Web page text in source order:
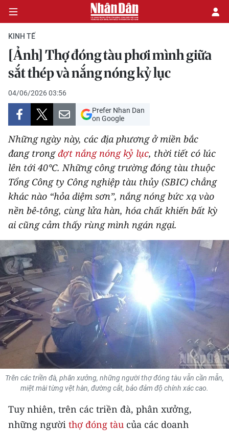
CHÍNH TRỊ
KINH TẾ
VĂN HÓA
XÃ HỘI
PHÁP LUẬT
DU LỊCH
THẾ GIỚI
THỂ THAO
GIÁO DỤC
Y TẾ
KHOA HỌC - CÔNG NGHỆ
MÔI TRƯỜNG
BẠN ĐỌC
KIỂM CHỨNG THÔNG TIN
TRI THỨC CHUYÊN SÂU
KINH TẾ
[Ảnh] Thợ đóng tàu phơi mình giữa
sắt thép và nắng nóng kỷ lục
04/06/2026 03:56
Prefer Nhan Dan
on Google
Những ngày này, các địa phương ở miền bắc
đang trongđợt nắng nóng kỷ lục, thời tiết có lúc
lên tới 40°C. Những công trường đóng tàu thuộc
Tổng Công ty Công nghiệp tàu thủy (SBIC) chẳng
khác nào “hỏa diệm sơn”, nắng nóng bức xạ vào
nền bê-tông, cùng lửa hàn, hóa chất khiến bất kỳ
ai cũng cảm thấy rùng mình ngán ngại.
Trên các triền đà, phân xưởng, những người thợ đóng tàu vẫn cần mẫn,
miệt mài từng vệt hàn, đường cắt, bảo đảm độ chính xác cao.
Tuy nhiên, trên các triền đà, phân xưởng,
những người thợ đóng tàu của các doanh